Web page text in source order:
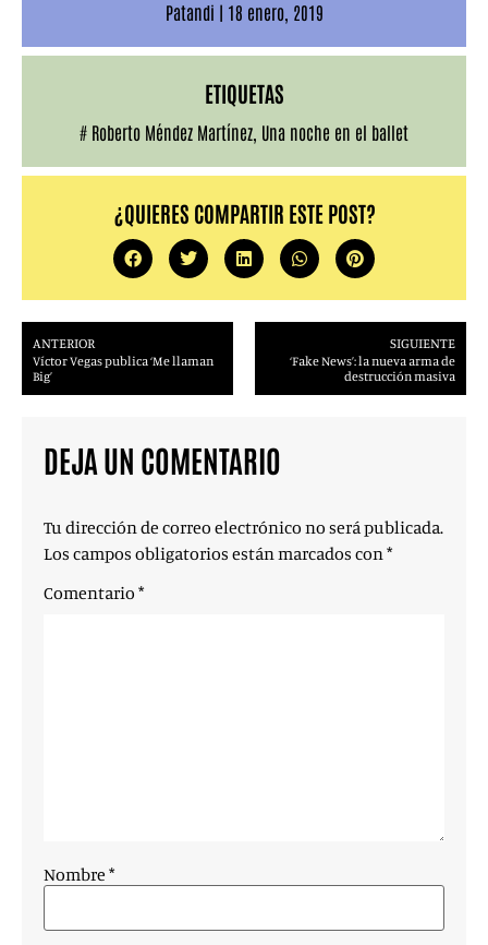
Patandi | 18 enero, 2019
ETIQUETAS
# Roberto Méndez Martínez Una noche en el ballet
¿QUIERES COMPARTIR ESTE POST?
ANTERIOR
Víctor Vegas publica ‘Me llaman
Big’
SIGUIENTE
‘Fake News’: la nueva arma de
destrucción masiva
DEJA UN COMENTARIO
Tu dirección de correo electrónico no será publicada.
Los campos obligatorios están marcados con*
Comentario *
Nombre *